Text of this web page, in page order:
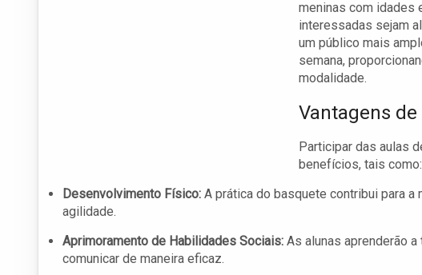
meninas com idades
interessadas sejam
um público mais
semana,
modalidade.
Vantagens de
Participar das aulas
benefícios, tais como:
Desenvolvimento Físico: A prática do basquete contribui para
agilidade.
Aprimoramento de Habilidades Sociais: As alunas aprenderão
comunicar de maneira eficaz.